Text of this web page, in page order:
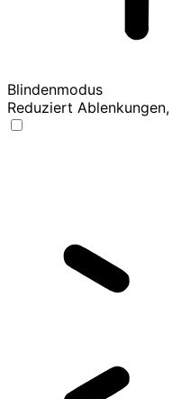
Blindenmodus
Reduziert